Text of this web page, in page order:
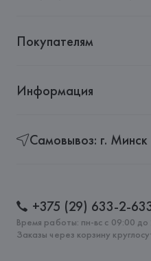
Покупателям
Информация
Самовывоз: г. Минск
+375 (29) 633-2-
Время работы: пн-вс с 09:00 до
Заказы через корзину